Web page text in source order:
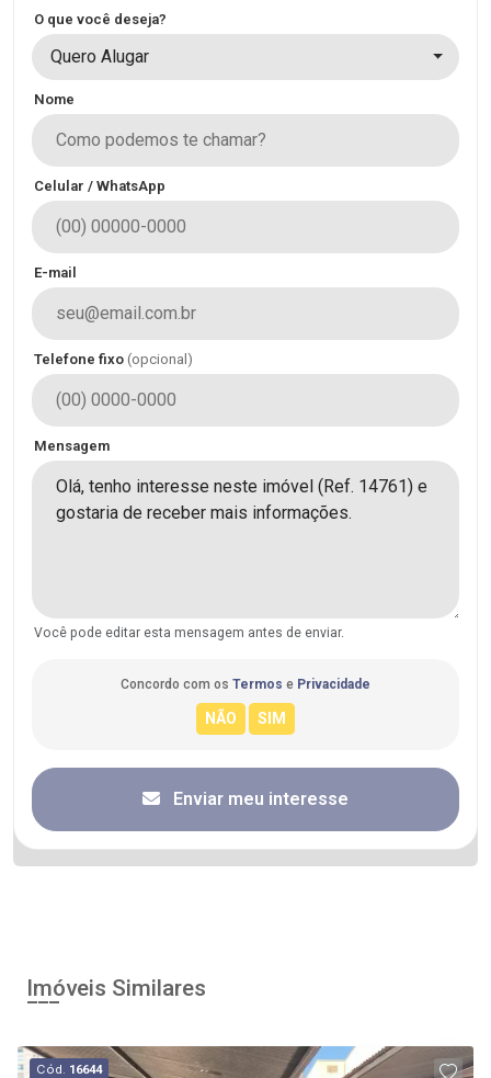
O que você deseja?
Quero Alugar
Nome
Celular / WhatsApp
E-mail
Telefone fixo (opcional)
Mensagem
Você pode editar esta mensagem antes de enviar.
Concordo com os Termos e Privacidade
Enviar meu interesse
Imóveis Similares
Cód. 16644